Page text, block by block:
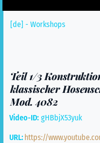
[de] - Workshops
Teil 1/3
klassischer
Mod. 4082
Video-ID: gHBbjX53yuk
URL: https://